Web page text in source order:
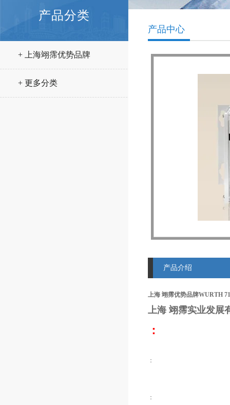
产品分类
+ 上海翊霈优势品牌
+ 更多分类
产品中心
产品介绍
上海 翊霈优势品牌WURTH
上海 翊霈实业发展
：
：
：